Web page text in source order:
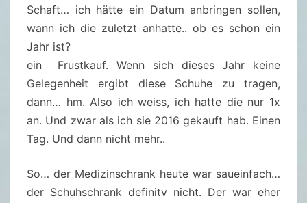
A
L
E
N
G
E
Schaft… ich hätte ein Datum anbringen sollen,
wann ich die zuletzt anhatte.. ob es schon ein
Jahr ist?
ein Frustkauf. Wenn sich dieses Jahr keine
Gelegenheit ergibt diese Schuhe zu tragen,
dann… hm. Also ich weiss, ich hatte die nur 1x
an. Und zwar als ich sie 2016 gekauft hab. Einen
Tag. Und dann nicht mehr..
So… der Medizinschrank heute war saueinfach…
der Schuhschrank definitv nicht. Der war eher